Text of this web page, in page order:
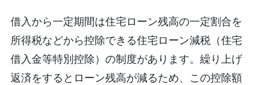
借入から一定期間は住宅ローン残高の一定割合を
所得税などから控除できる住宅ローン減税（住宅
借入金等特別控除）の制度があります。繰り上げ
返済をするとローン残高が減るため、この控除額